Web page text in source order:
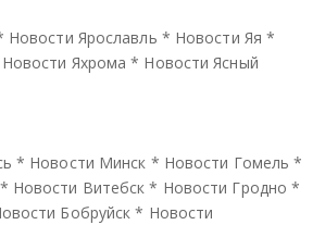
Новости Ярославль * Новости Яя *
Новости Яхрома * Новости Ясный
* Новости Минск * Новости Гомель *
* Новости Витебск * Новости Гродно *
Бобруйск * Новости